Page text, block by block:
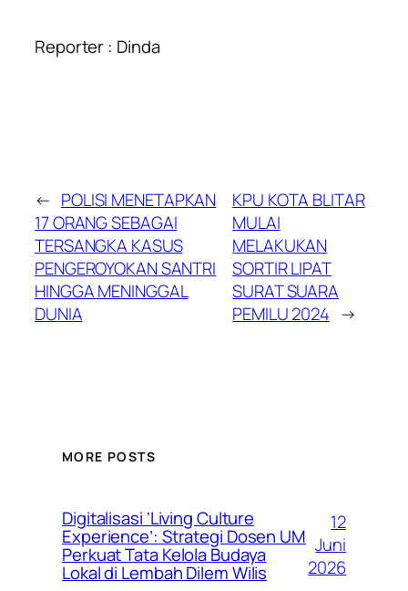
Reporter : Dinda
← POLISI MENETAPKAN
17 ORANG SEBAGAI
TERSANGKA KASUS
PENGEROYOKAN SANTRI
HINGGA MENINGGAL
DUNIA
KPU KOTA BLITAR
MULAI
MELAKUKAN
SORTIR LIPAT
SURAT SUARA
PEMILU 2024 →
MORE POSTS
Digitalisasi ‘Living Culture
Experience’: Strategi Dosen UM
Perkuat Tata Kelola Budaya
Lokal di Lembah Dilem Wilis
12
Juni
2026